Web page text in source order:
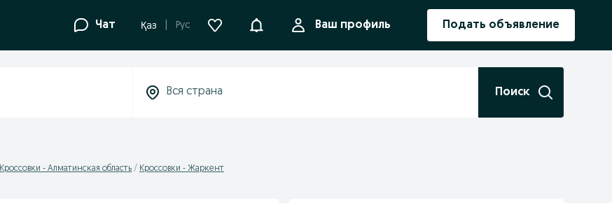
Чат Қаз Рус УведомленияВаш профиль Подать объявление
Поиск
Кроссовки - Алматинская область Кроссовки - Жаркент